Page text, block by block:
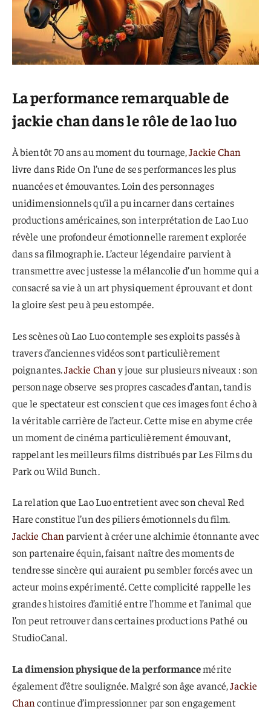
La performance remarquable de
jackie chan dans le rôle de lao luo
À bientôt 70 ans au moment du tournage,Jackie Chan
livre dans Ride On l’une de ses performances les plus
nuancées et émouvantes. Loin des personnages
unidimensionnels qu’il a pu incarner dans certaines
productions américaines, son interprétation de Lao Luo
révèle une profondeur émotionnelle rarement explorée
dans sa filmographie. L’acteur légendaire parvient à
transmettre avec justesse la mélancolie d’un homme qui a
consacré sa vie à un art physiquement éprouvant et dont
la gloire s’est peu à peu estompée.
Les scènes où Lao Luo contemple ses exploits passés à
travers d’anciennes vidéos sont particulièrement
poignantes.Jackie Chany joue sur plusieurs niveaux : son
personnage observe ses propres cascades d’antan, tandis
que le spectateur est conscient que ces images font écho à
la véritable carrière de l’acteur. Cette mise en abyme crée
un moment de cinéma particulièrement émouvant,
rappelant les meilleurs films distribués par Les Films du
Park ou Wild Bunch.
La relation que Lao Luo entretient avec son cheval Red
Hare constitue l’un des piliers émotionnels du film.
Jackie Chanparvient à créer une alchimie étonnante avec
son partenaire équin, faisant naître des moments de
tendresse sincère qui auraient pu sembler forcés avec un
acteur moins expérimenté. Cette complicité rappelle les
grandes histoires d’amitié entre l’homme et l’animal que
l’on peut retrouver dans certaines productions Pathé ou
StudioCanal.
La dimension physique de la performancemérite
également d’être soulignée. Malgré son âge avancé,Jackie
Chancontinue d’impressionner par son engagement